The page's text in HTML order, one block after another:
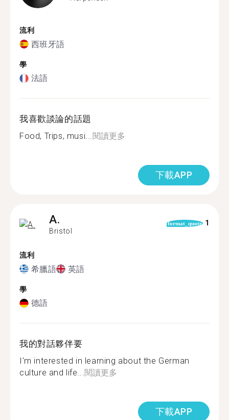
流利
西班牙語
學
法語
我喜歡談論的話題
Food, Trips, musi...閱讀更多
下載APP
A.
Bristol
format_quote 1
流利
希臘語 英語
學
德語
我的對話夥伴要
I'm interested in learning about the German
culture and life...閱讀更多
下載APP